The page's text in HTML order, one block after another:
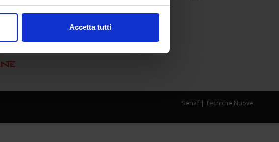
Accetta tutti
Senaf| Tecniche Nuove